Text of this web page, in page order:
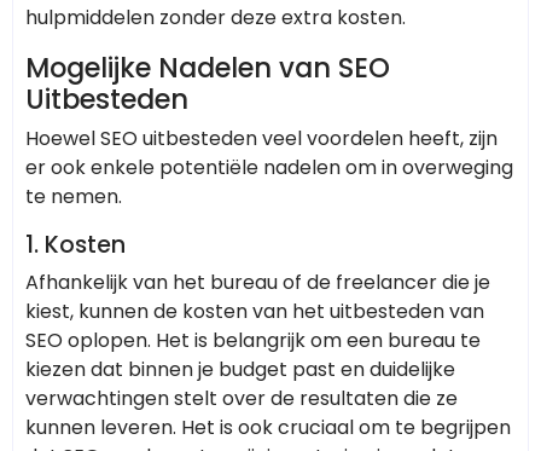
hulpmiddelen zonder deze extra kosten.
Mogelijke Nadelen van SEO
Uitbesteden
Hoewel SEO uitbesteden veel voordelen heeft, zijn
er ook enkele potentiële nadelen om in overweging
te nemen.
1. Kosten
Afhankelijk van het bureau of de freelancer die je
kiest, kunnen de kosten van het uitbesteden van
SEO oplopen. Het is belangrijk om een bureau te
kiezen dat binnen je budget past en duidelijke
verwachtingen stelt over de resultaten die ze
kunnen leveren. Het is ook cruciaal om te begrijpen